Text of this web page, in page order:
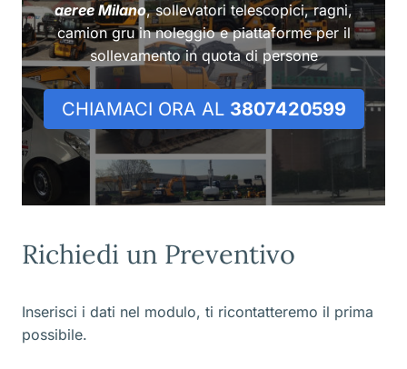
aeree Milano, sollevatori telescopici, ragni,
camion gru in noleggio e piattaforme per il
sollevamento in quota di persone
CHIAMACI ORA AL 3807420599
Richiedi un Preventivo
Inserisci i dati nel modulo, ti ricontatteremo il prima
possibile.